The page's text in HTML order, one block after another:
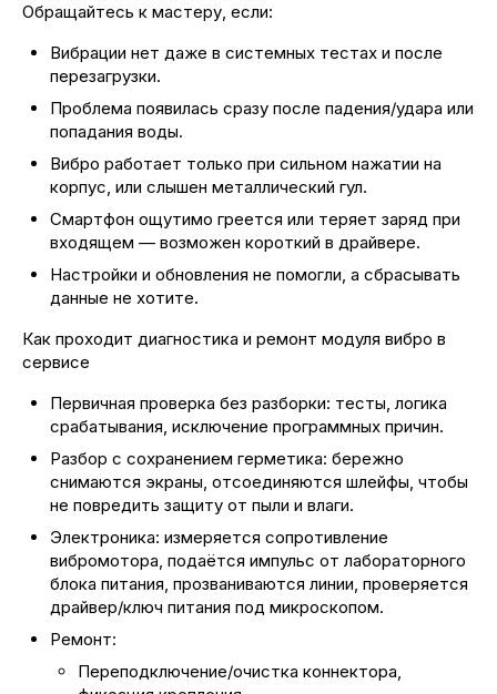
Обращайтесь к мастеру, если:
Вибрации нет даже в системных тестах и после
перезагрузки.
Проблема появилась сразу после падения/удара или
попадания воды.
Вибро работает только при сильном нажатии на
корпус, или слышен металлический гул.
Смартфон ощутимо греется или теряет заряд при
входящем — возможен короткий в драйвере.
Настройки и обновления не помогли, а сбрасывать
данные не хотите.
Как проходит диагностика и ремонт модуля вибро в
сервисе
Первичная проверка без разборки: тесты, логика
срабатывания, исключение программных причин.
Разбор с сохранением герметика: бережно
снимаются экраны, отсоединяются шлейфы, чтобы
не повредить защиту от пыли и влаги.
Электроника: измеряется сопротивление
вибромотора, подаётся импульс от лабораторного
блока питания, прозваниваются линии, проверяется
драйвер/ключ питания под микроскопом.
Ремонт:
Переподключение/очистка коннектора,